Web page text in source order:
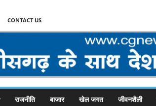
CONTACT US
राजनीति बाजार खेल जगत जीवनशैली